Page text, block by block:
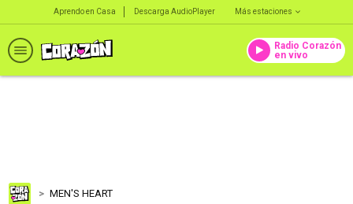
Aprendo en Casa Descarga AudioPlayer Más estaciones
Radio Corazón
en vivo
MEN'S HEART